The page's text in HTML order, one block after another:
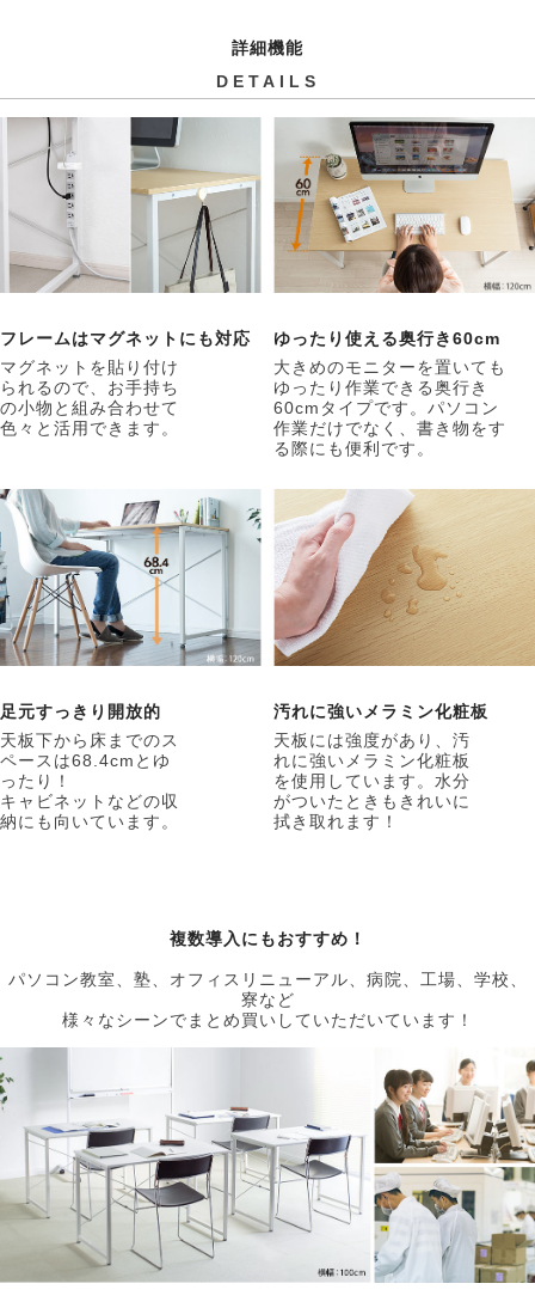
詳細機能
DETAILS
フレームはマグネットにも対応
マグネットを貼り付け
られるので、お手持ち
の小物と組み合わせて
色々と活用できます。
ゆったり使える奥行き60cm
大きめのモニターを置いても
ゆったり作業できる奥行き
60cmタイプです。パソコン
作業だけでなく、書き物をす
る際にも便利です。
足元すっきり開放的
天板下から床までのス
ペースは68.4cmとゆ
ったり！
キャビネットなどの収
納にも向いています。
汚れに強いメラミン化粧板
天板には強度があり、汚
れに強いメラミン化粧板
を使用しています。水分
がついたときもきれいに
拭き取れます！
複数導入にもおすすめ！
パソコン教室、塾、オフィスリニューアル、病院、工場、学校、
寮など
様々なシーンでまとめ買いしていただいています！